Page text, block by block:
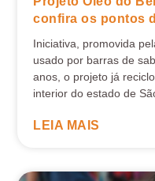
confira os pontos
Iniciativa, promovida
usado por barras de
anos, o projeto já
interior do estado de
LEIA MAIS